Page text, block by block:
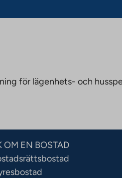
för lägenhets- och
OM EN BOSTAD